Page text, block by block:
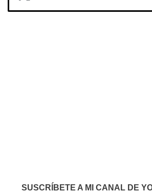
SUSCRÍBETE A MI CANAL DE